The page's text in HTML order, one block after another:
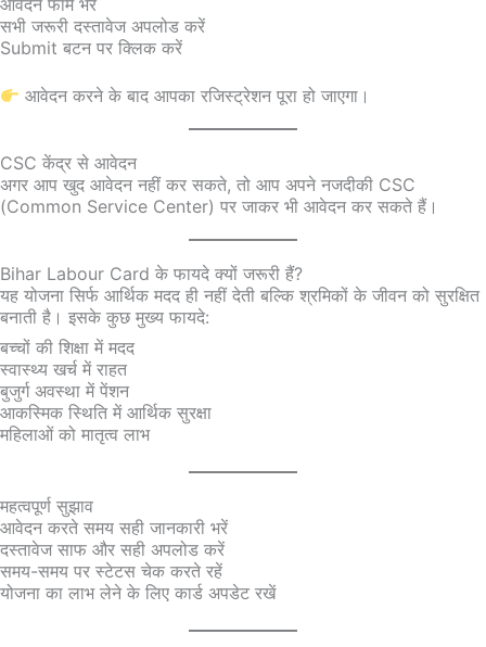
सभी जरूरी दस्तावेज अपलोड करें
Submit बटन पर क्लिक करें
आवेदन करने के बाद आपका रजिस्ट्रेशन पूरा हो जाएगा।
CSC केंद्र से आवेदन
अगर आप खुद आवेदन नहीं कर सकते, तो आप अपने नजदीकी CSC
(Common Service Center) पर जाकर भी आवेदन कर सकते हैं।
Bihar Labour Card के फायदे क्यों जरूरी हैं?
यह योजना सिर्फ आर्थिक मदद ही नहीं देती बल्कि श्रमिकों के जीवन को सुरक्षित
बनाती है। इसके कुछ मुख्य फायदे:
बच्चों की शिक्षा में मदद
स्वास्थ्य खर्च में राहत
बुजुर्ग अवस्था में पेंशन
आकस्मिक स्थिति में आर्थिक सुरक्षा
महिलाओं को मातृत्व लाभ
महत्वपूर्ण सुझाव
आवेदन करते समय सही जानकारी भरें
दस्तावेज साफ और सही अपलोड करें
समय-समय पर स्टेटस चेक करते रहें
योजना का लाभ लेने के लिए कार्ड अपडेट रखें